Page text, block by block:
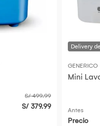
S/ 499.99
S/ 379.99
GENERICO
Mini
Antes
Precio